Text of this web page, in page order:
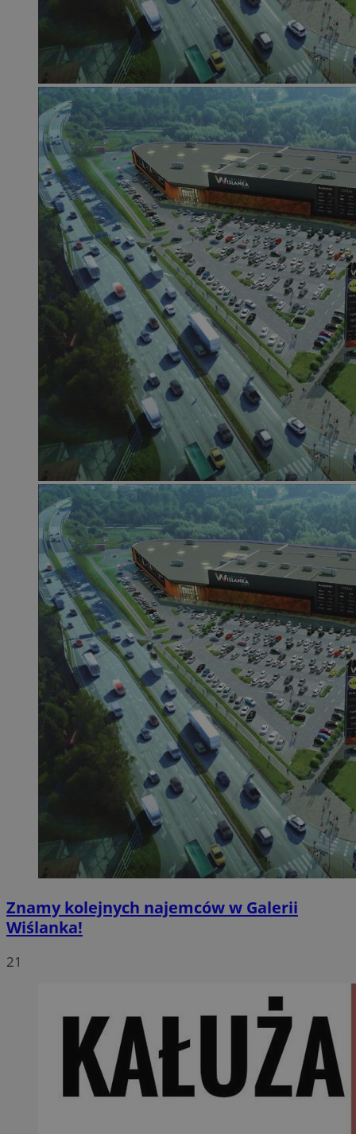
Znamy kolejnych najemców w Galerii
Wiślanka!
21